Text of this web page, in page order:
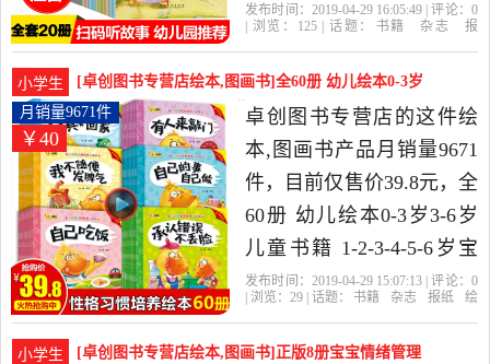
事书小班 适合大班的 中班
拼音读物 幼儿绘本5-6-7岁
是2019年卓创图书专营店
精选书籍,杂志,报纸当中性
价比很高的绘本,图画书，
由浙江 杭州发货。
发布时间：2019-04-29 16:05:49 | 评论： 0
| 浏览：
125| 话题： 书籍 杂志
报
小学生
[卓创图书专营店绘本,图画书]全60册 幼儿绘本0-3岁
3-6岁儿月销量9671件仅售39.8元
￥40
月销量9671件
卓创图书专营店的这件绘
本,图画书产品月销量9671
件，目前仅售价39.8元，全
60册 幼儿绘本0-3岁3-6岁
儿童书籍 1-2-3-4-5-6岁宝
宝图书早教婴儿睡前故事
物图画书亲子阅读2 书本益
发布时间：2019-04-29 15:07:13 | 评论： 0
| 浏览： 29 | 话题： 书籍 杂志 报纸
绘
小学生
[卓创图书专营店绘本,图画书]正版8册宝宝情绪管理